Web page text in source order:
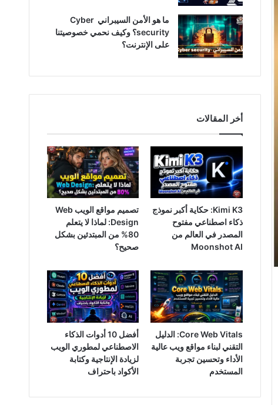
ما هو الأمن السيبراني Cyber ​​
security؟ وكيف نحمي خصوصيتنا
على الإنترنت؟
أخر المقالات
Kimi K3: حكاية أكبر نموذج
ذكاء اصطناعي مفتوح
المصدر في العالم من
Moonshot AI
تصميم مواقع الويب Web
Design: لماذا لا يتعلم
80% من المبتدئين بشكل
صحيح؟
Core Web Vitals: الدليل
التقني لبناء مواقع ويب عالية
الأداء وتحسين تجربة
المستخدم
أفضل 10 أدوات الذكاء
الاصطناعي لمطوري الويب
لزيادة الإنتاجية وكتابة
الأكواد باحتراف